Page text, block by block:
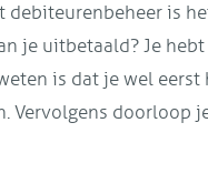
is
je uitbetaald? Je
is dat je wel eerst
Vervolgens doorloop